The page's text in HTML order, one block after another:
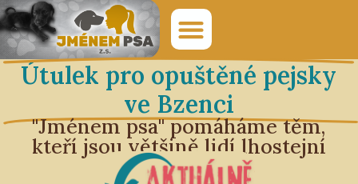
Útulek pro opuštěné pejsky
ve Bzenci
"Jménem psa" pomáháme těm,
kteří jsou většině lidí lhostejní